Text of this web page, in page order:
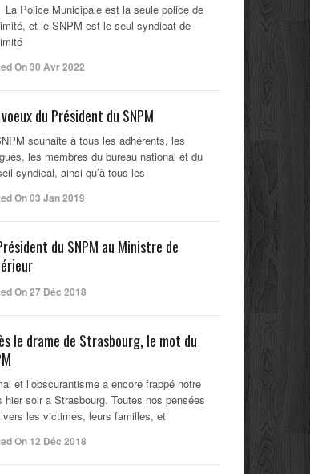
Police Municipale est la seule police de
et le SNPM est le seul syndicat de
On 30 Avr 2022
du Président du SNPM
souhaite à tous les adhérents, les
les membres du bureau national et du
syndical, ainsi qu’à tous les
On 03 Jan 2019
du SNPM au Ministre de
On 27 Déc 2018
le drame de Strasbourg, le mot du
et l’obscurantisme a encore frappé notre
hier soir a Strasbourg. Toutes nos pensées
vers les victimes, leurs familles, et
On 12 Déc 2018